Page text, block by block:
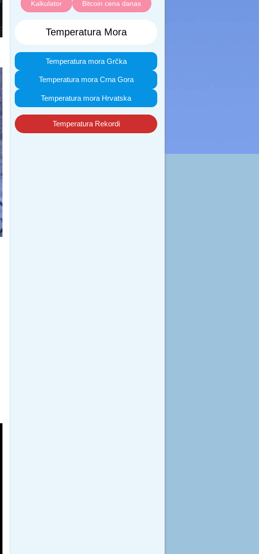
Kalkulator Bitcoin cena danas
Temperatura Mora
Temperatura mora Grčka
Temperatura mora Crna Gora
Temperatura mora Hrvatska
Temperatura Rekordi